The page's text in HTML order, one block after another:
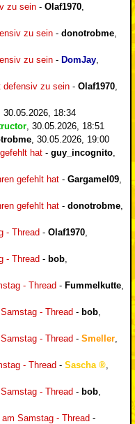
zu sein - Olaf1970
zu sein - donotrobme
zu sein - DomJay
defensiv zu sein - Olaf1970
30.05.2026, 18:34
30.05.2026, 18:51
30.05.2026, 19:00
hat - guy_incognito
gefehlt hat - Gargamel09
gefehlt hat - donotrobme
- Thread - Olaf1970
- Thread - bob
- Thread - Fummelkutte
- Thread - bob
- Thread - Smeller
- Thread - Sascha
- Thread - bob
Samstag - Thread -